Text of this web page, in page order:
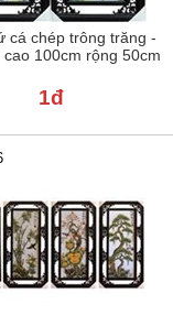
cá chép trông trăng -
100cm rộng 50cm
1đ